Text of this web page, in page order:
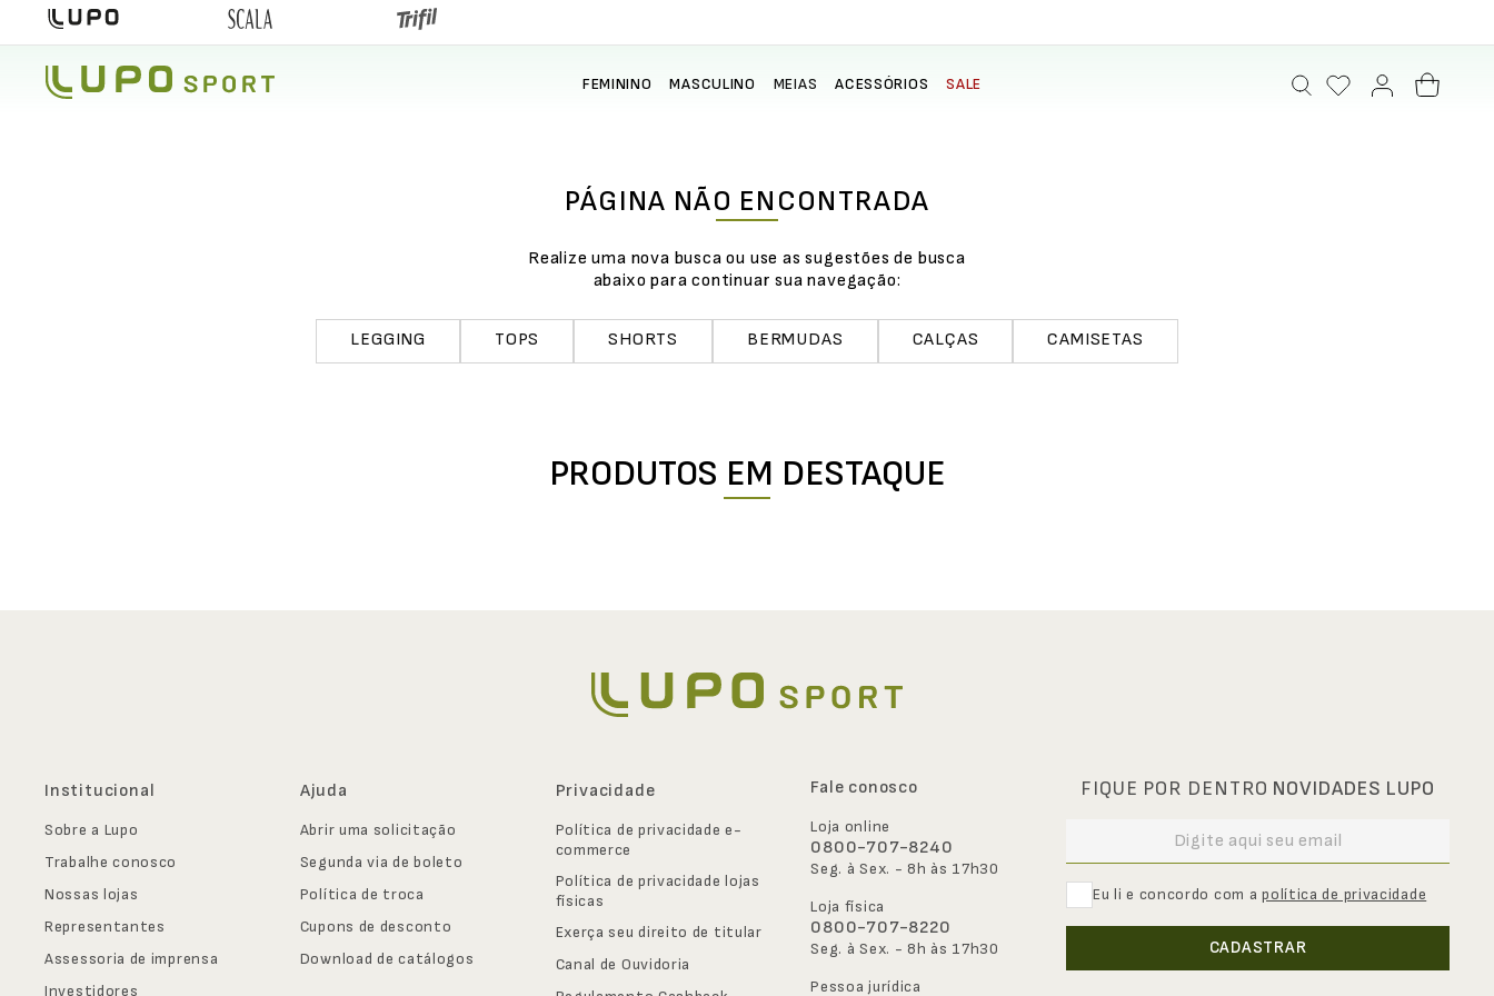
FEMININO MASCULINO MEIAS ACESSÓRIOS SALE
PÁGINA NÃO ENCONTRADA
Realize uma nova busca ou use as sugestões de busca
abaixo para continuar sua navegação:
LEGGING TOPS SHORTS BERMUDAS CALÇAS CAMISETAS
PRODUTOS EM DESTAQUE
Institucional
Sobre a Lupo
Trabalhe conosco
Nossas lojas
Representantes
Assessoria de imprensa
Investidores
Ajuda
Abrir uma solicitação
Segunda via de boleto
Política de troca
Cupons de desconto
Download de catálogos
Privacidade
Política de privacidade e-
commerce
Política de privacidade lojas
físicas
Exerça seu direito de titular
Canal de Ouvidoria
Fale conosco
Loja online
0800-707-8240
Seg. à Sex. - 8h às 17h30
Loja física
0800-707-8220
Seg. à Sex. - 8h às 17h30
Pessoa jurídica
FIQUE POR DENTRO NOVIDADES LUPO
Eu li e concordo com apolítica de privacidade
CADASTRAR